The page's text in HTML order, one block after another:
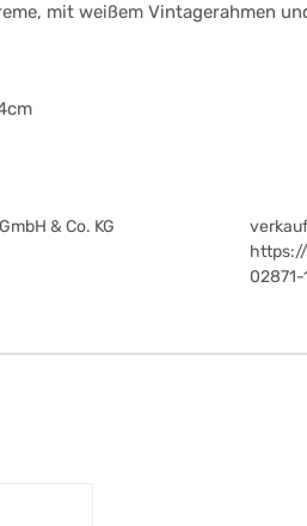
mit weißem Vintagerahmen
& Co. KG